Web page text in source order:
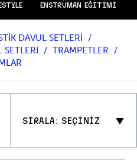
ENSTRÜMAN EĞİTİMİ
DAVUL SETLERİ
SETLERİ
TRAMPETLER
SIRALA: SEÇİNİZ